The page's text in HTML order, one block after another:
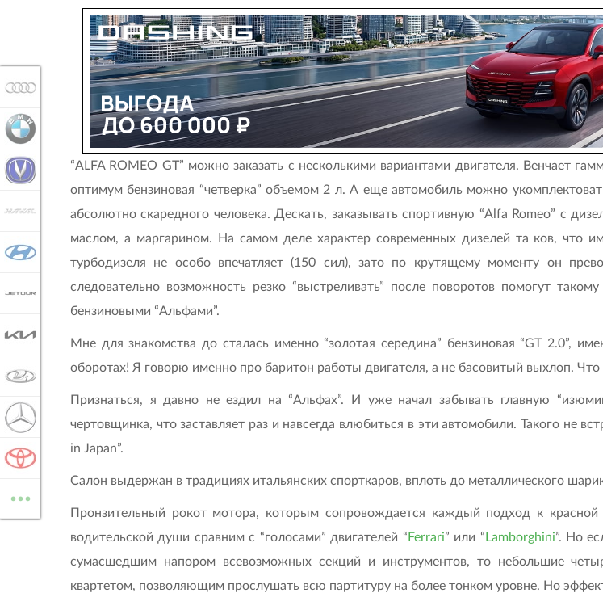
“ALFA ROMEO GT” можно заказать с несколькими вариантами двигателя. Венчает
оптимум бензиновая “четверка” объемом 2 л. А еще автомобиль можно
абсолютно скаредного человека. Дескать, заказывать спортивную “Alfa Romeo” с
маслом, а маргарином. На самом деле характер современных дизелей та ков,
турбодизеля не особо впечатляет (150 сил), зато по крутящему моменту он
следовательно возможность резко “выстреливать” после поворотов помогут
бензиновыми “Альфами”.
Мне для знакомства до сталась именно “золотая середина” бензиновая “GT 2.0”,
оборотах! Я говорю именно про баритон работы двигателя, а не басовитый выхлоп.
Признаться, я давно не ездил на “Альфах”. И уже начал забывать главную
чертовщинка, что заставляет раз и навсегда влюбиться в эти автомобили. Такого не
in Japan”.
Салон выдержан в традициях итальянских спорткаров, вплоть до металлического
Пронзительный рокот мотора, которым сопровождается каждый подход к
водительской души сравним с “голосами” двигателей “Ferrari” или “Lamborghini”. Но
сумасшедшим напором всевозможных секций и инструментов, то небольшие
квартетом, позволяющим прослушать всю партитуру на более тонком уровне. Но
CHANGAN
HAVAL
JETOUR
...